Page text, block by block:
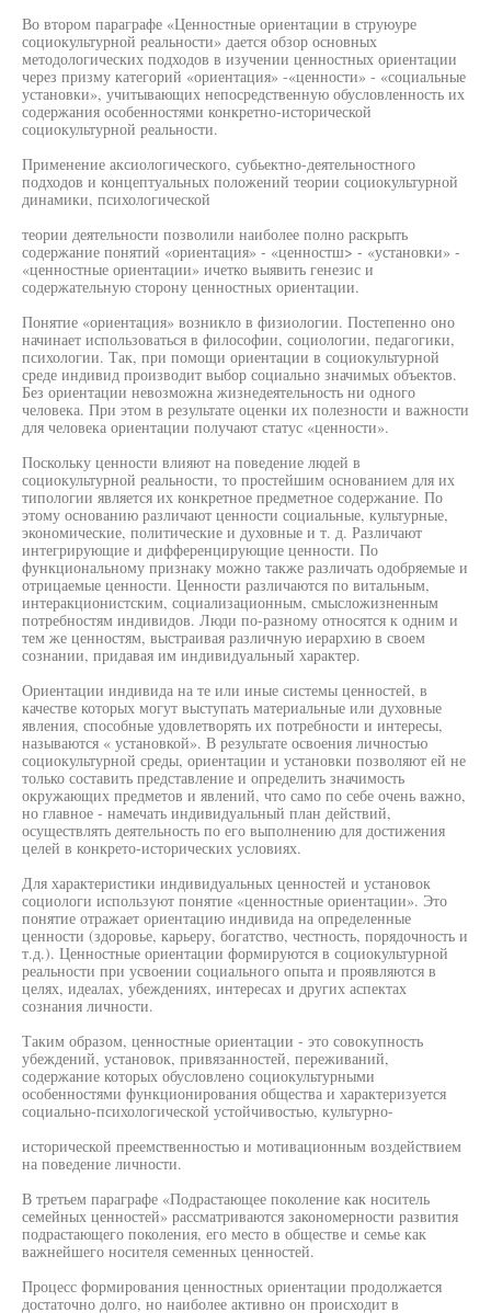
Во втором параграфе «Ценностные ориентации в струюуре
социокультурной реальности» дается обзор основных
методологических подходов в изучении ценностных ориентации
через призму категорий «ориентация» -«ценности» - «социальные
установки», учитывающих непосредственную обусловленность их
содержания особенностями конкретно-исторической
социокультурной реальности.
Применение аксиологического, субьектно-деятельностного
подходов и концептуальных положений теории социокультурной
динамики, психологической
теории деятельности позволили наиболее полно раскрыть
содержание понятий «ориентация» - «ценностш> - «установки» -
«ценностные ориентации» ичетко выявить генезис и
содержательную сторону ценностных ориентации.
Понятие «ориентация» возникло в физиологии. Постепенно оно
начинает использоваться в философии, социологии, педагогики,
психологии. Так, при помощи ориентации в социокультурной
среде индивид производит выбор социально значимых объектов.
Без ориентации невозможна жизнедеятельность ни одного
человека. При этом в результате оценки их полезности и важности
для человека ориентации получают статус «ценности».
Поскольку ценности влияют на поведение людей в
социокультурной реальности, то простейшим основанием для их
типологии является их конкретное предметное содержание. По
этому основанию различают ценности социальные, культурные,
экономические, политические и духовные и т. д. Различают
интегрирующие и дифференцирующие ценности. По
функциональному признаку можно также различать одобряемые и
отрицаемые ценности. Ценности различаются по витальным,
интеракционистским, социализационным, смысложизненным
потребностям индивидов. Люди по-разному относятся к одним и
тем же ценностям, выстраивая различную иерархию в своем
сознании, придавая им индивидуальный характер.
Ориентации индивида на те или иные системы ценностей, в
качестве которых могут выступать материальные или духовные
явления, способные удовлетворять их потребности и интересы,
называются « установкой». В результате освоения личностью
социокультурной среды, ориентации и установки позволяют ей не
только составить представление и определить значимость
окружающих предметов и явлений, что само по себе очень важно,
но главное - намечать индивидуальный план действий,
осуществлять деятельность по его выполнению для достижения
целей в конкрето-исторических условиях.
Для характеристики индивидуальных ценностей и установок
социологи используют понятие «ценностные ориентации». Это
понятие отражает ориентацию индивида на определенные
ценности (здоровье, карьеру, богатство, честность, порядочность и
т.д.). Ценностные ориентации формируются в социокультурной
реальности при усвоении социального опыта и проявляются в
целях, идеалах, убеждениях, интересах и других аспектах
сознания личности.
Таким образом, ценностные ориентации - это совокупность
убеждений, установок, привязанностей, переживаний,
содержание которых обусловлено социокультурными
особенностями функционирования общества и характеризуется
социально-психологической устойчивостью, культурно-
исторической преемственностью и мотивационным воздействием
на поведение личности.
В третьем параграфе «Подрастающее поколение как носитель
семейных ценностей» рассматриваются закономерности развития
подрастающего поколения, его место в обществе и семье как
важнейшего носителя семенных ценностей.
Процесс формирования ценностных ориентации продолжается
достаточно долго, но наиболее активно он происходит в